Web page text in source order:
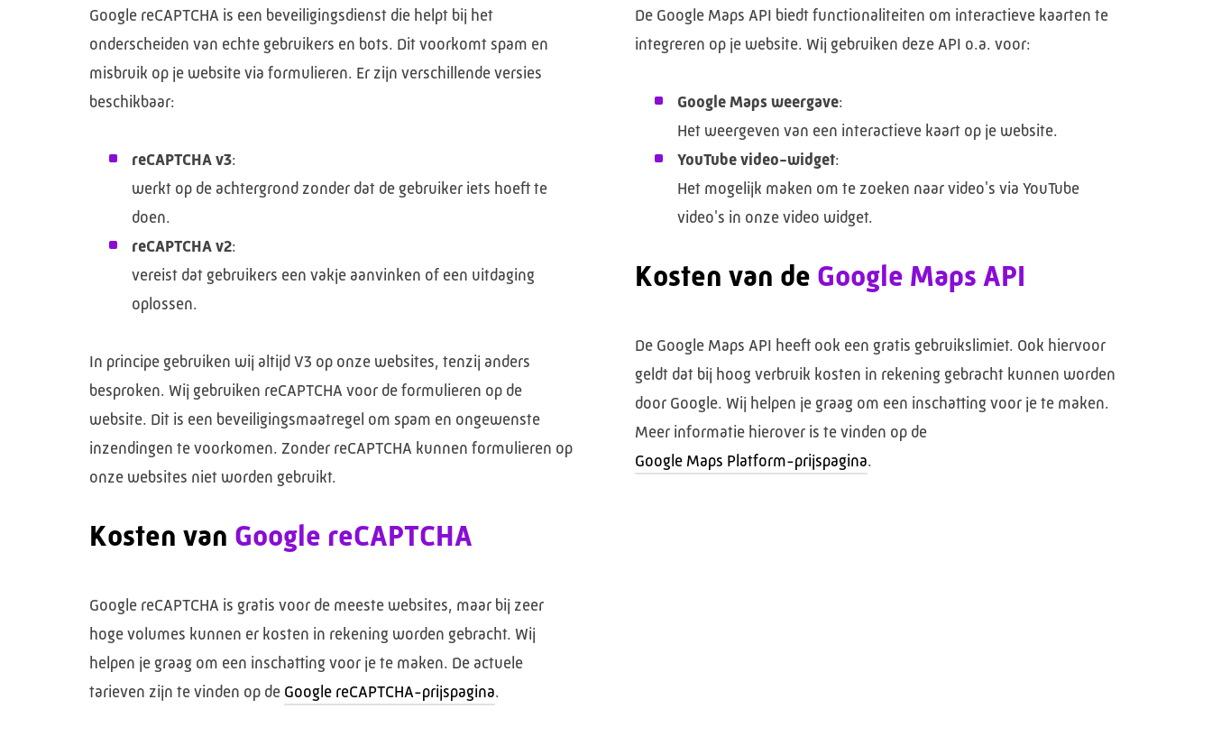
Google reCAPTCHA is een beveiligingsdienst die helpt bij het
onderscheiden van echte gebruikers en bots. Dit voorkomt spam en
misbruik op je website via formulieren. Er zijn verschillende versies
beschikbaar:
reCAPTCHA v3:
werkt op de achtergrond zonder dat de gebruiker iets hoeft te
doen.
reCAPTCHA v2:
vereist dat gebruikers een vakje aanvinken of een uitdaging
oplossen.
In principe gebruiken wij altijd V3 op onze websites, tenzij anders
besproken. Wij gebruiken reCAPTCHA voor de formulieren op de
website. Dit is een beveiligingsmaatregel om spam en ongewenste
inzendingen te voorkomen. Zonder reCAPTCHA kunnen formulieren op
onze websites niet worden gebruikt.
Kosten van Google reCAPTCHA
Google reCAPTCHA is gratis voor de meeste websites, maar bij zeer
hoge volumes kunnen er kosten in rekening worden gebracht. Wij
helpen je graag om een inschatting voor je te maken. De actuele
tarieven zijn te vinden op de Google reCAPTCHA-prijspagina.
De Google Maps API biedt functionaliteiten om interactieve kaarten te
integreren op je website. Wij gebruiken deze API o.a. voor:
Google Maps weergave:
Het weergeven van een interactieve kaart op je website.
YouTube video-widget:
Het mogelijk maken om te zoeken naar video's via YouTube
video's in onze video widget.
Kosten van de Google Maps API
De Google Maps API heeft ook een gratis gebruikslimiet. Ook hiervoor
geldt dat bij hoog verbruik kosten in rekening gebracht kunnen worden
door Google. Wij helpen je graag om een inschatting voor je te maken.
Meer informatie hierover is te vinden op de
Google Maps Platform-prijspagina.